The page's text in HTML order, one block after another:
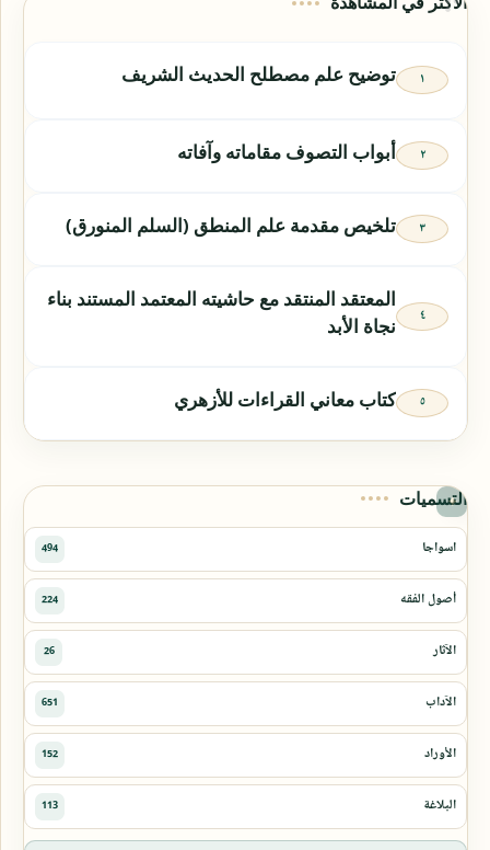
توضيح علم مصطلح الحديث الشريف
أبواب التصوف مقاماته وآفاته
تلخيص مقدمة علم المنطق (السلم المنورق)
المعتقد المنتقد مع حاشيته المعتمد المستند بناء
نجاة الأبد
كتاب معاني القراءات للأزهري
التسميات